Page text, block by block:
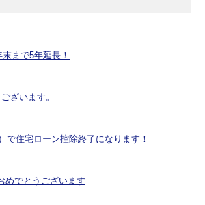
まで5年延長！
ざいます。
で住宅ローン控除終了になります！
めでとうございます